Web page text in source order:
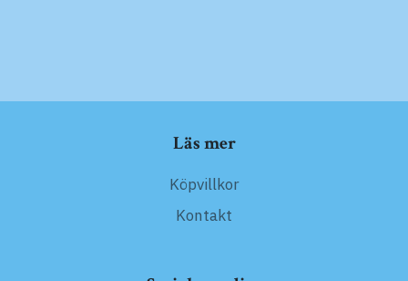
Läs mer
Köpvillkor
Kontakt